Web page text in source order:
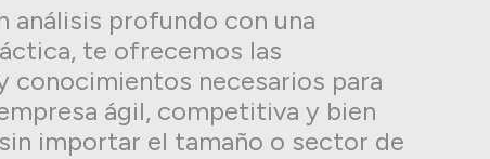
análisis profundo con una
te ofrecemos las
conocimientos necesarios para
ágil, competitiva y bien
importar el tamaño o sector de